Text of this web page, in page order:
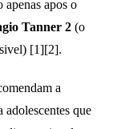
apenas apos o
Tanner 2 (o
[1][2].
a
adolescentes que